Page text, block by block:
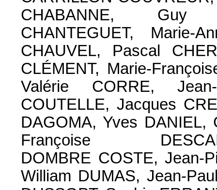
CHABANNE, Guy
CHANTEGUET, Marie-
CHAUVEL, Pascal
CLÉMENT, Marie-
Valérie CORRE,
COUTELLE, Jacques
DAGOMA, Yves DANIEL,
Françoise
DOMBRE COSTE, Jean-
William DUMAS, Jean-